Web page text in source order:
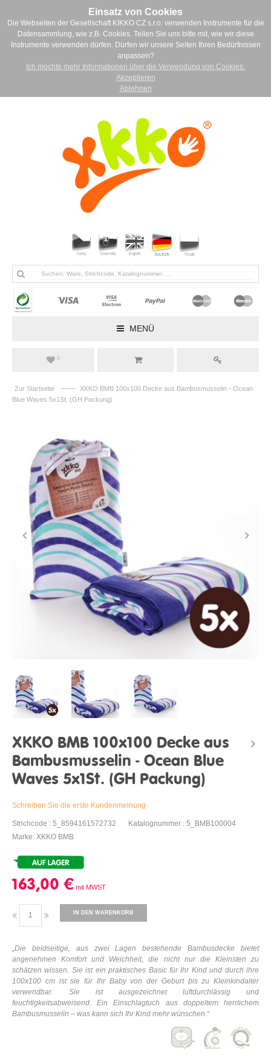
Einsatz von Cookies
Die Webseiten der Gesellschaft KIKKO CZ s.r.o. verwenden Instrumente für die
Datensammlung, wie z.B. Cookies. Teilen Sie uns bitte mit, wie wir diese
Instrumente verwenden dürfen. Dürfen wir unsere Seiten Ihren Bedürfnissen
anpassen?
Ich möchte mehr Informationen über die Verwendung von Cookies.
Akzeptieren
Ablehnen
MENÜ
0
Zur Startseite ——
XKKO BMB 100x100 Decke aus Bambusmusselin - Ocean
Blue Waves 5x1St. (GH Packung)
XKKO BMB 100x100 Decke aus
Bambusmusselin - Ocean Blue
Waves 5x1St. (GH Packung)
Schreiben Sie die erste Kundenmeinung
Strichcode : 5_8594161572732
Katalognummer : 5_BMB100004
Marke: XKKO BMB
163,00 €
IN DEN WARENKORB
„Die beidseitige, aus zwei Lagen bestehende Bambusdecke bietet
angenehmen Komfort und Weichheit, die nicht nur die Kleinsten zu
schätzen wissen. Sie ist ein praktisches Basic für Ihr Kind und durch ihre
100x100 cm ist sie für Ihr Baby von der Geburt bis zu Kleinkindalter
verwendbar. Sie ist ausgezeichnet luftdurchlässig und
feuchtigkeitsabweisend. Ein Einschlagtuch aus doppeltem herrlichem
Bambusmusselin – was kann sich Ihr Kind mehr wünschen.“